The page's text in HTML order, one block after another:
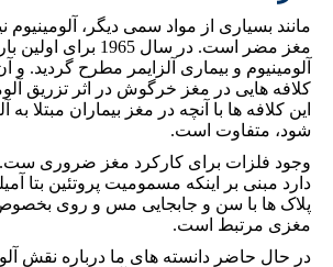
مانند بسیاری از مواد سمی دیگر،
مغز مضر است. در سال 1965
آلومینیوم و بیماری آلزایمر مطرح گردید. و
کلافه هایی در مغز خرگوش در اثر تزریق
این کلافه ها با آنچه در مغز بیماران مبتلا به
شود، متفاوت است.
وجود فلزات برای کارکرد مغز ضروری ست.
دارد مبنی بر اینکه مسمومیت پروتئین بتا
پلاک ها با سن و جابجایی مس و روی
مغزی مرتبط است.
در حال حاضر دانسته های ما درباره نقش